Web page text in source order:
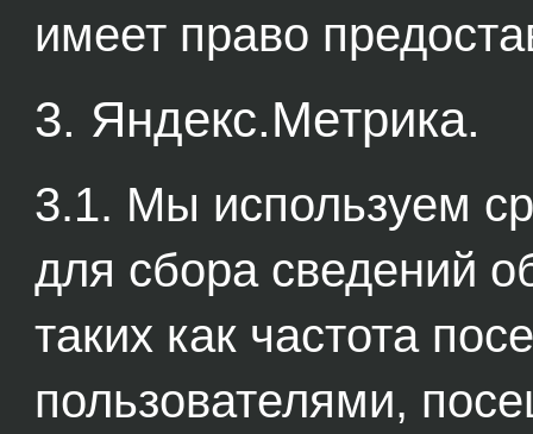
имеет право
3. Яндекс.Метрика.
3.1. Мы используем
для сбора сведений
таких как частота
пользователями,